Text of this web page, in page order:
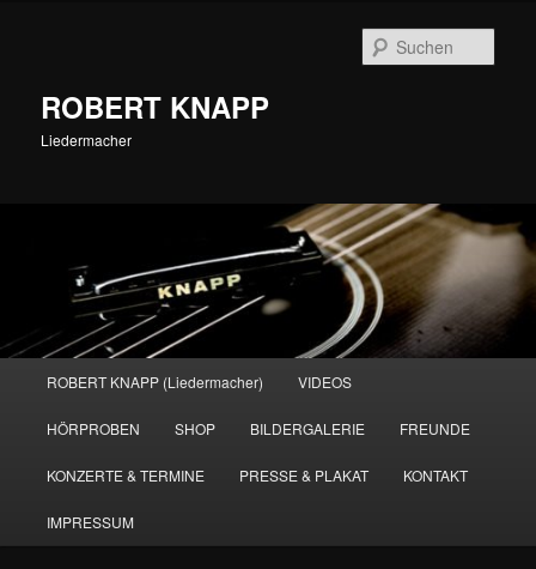
ROBERT KNAPP
Liedermacher
ROBERT KNAPP (Liedermacher) VIDEOS
HÖRPROBEN SHOP BILDERGALERIE FREUNDE
KONZERTE & TERMINE PRESSE & PLAKAT KONTAKT
IMPRESSUM